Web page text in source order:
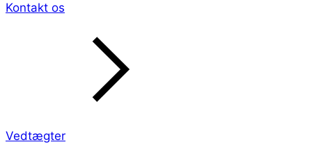
Kontakt os
Vedtægter